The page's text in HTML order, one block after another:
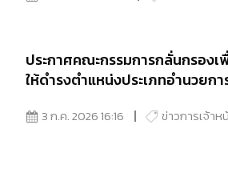
ประกาศคณะกรรมการกลั่นกรอ
ให้ดำรงตำแหน่งประเภทอำนวย
3 ก.ค. 2026 16:16 ข่าวการเจ้าห